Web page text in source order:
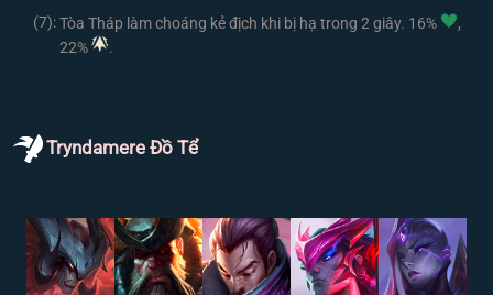
(7):Tòa Tháp làm choáng kẻ địch khi bị hạ trong 2 giây. 16%
,
22%
.
Tryndamere Đồ Tể